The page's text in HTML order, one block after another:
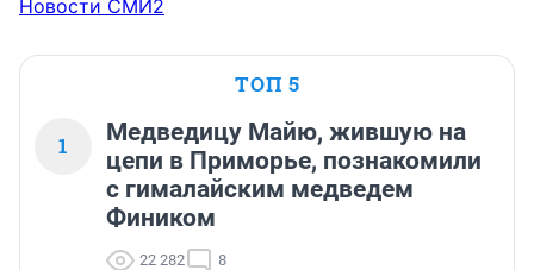
Новости СМИ2
ТОП 5
1
Медведицу Майю, жившую на
цепи в Приморье, познакомили
с гималайским медведем
Фиником
22 282 8